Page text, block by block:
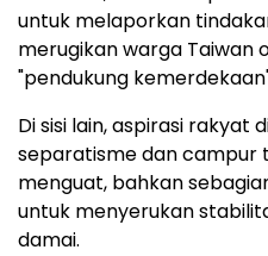
untuk melaporkan
merugikan warga Taiwan
"pendukung
Di sisi lain, aspirasi rakyat
separatisme dan campur
menguat, bahkan
untuk menyerukan
damai.